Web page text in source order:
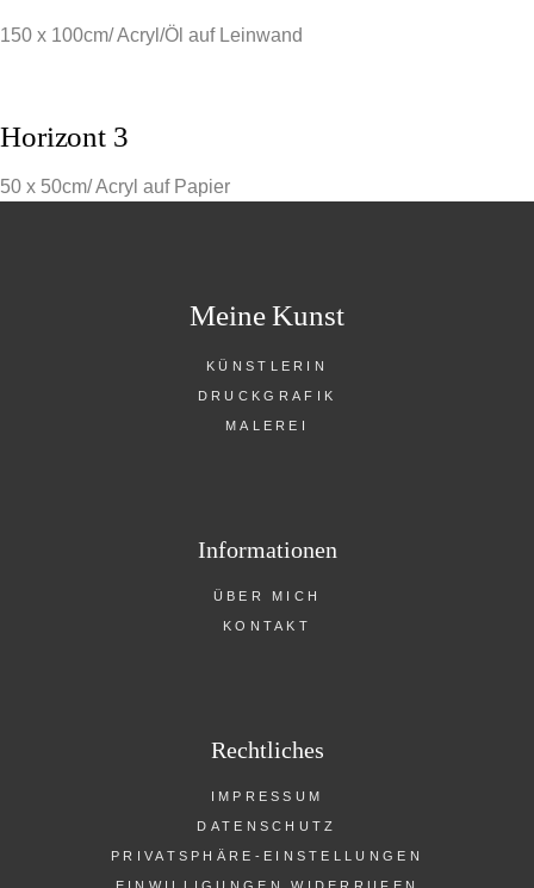
150 x 100cm/ Acryl/Öl auf Leinwand
Horizont 3
50 x 50cm/ Acryl auf Papier
Meine Kunst
KÜNSTLERIN
DRUCKGRAFIK
MALEREI
Informationen
ÜBER MICH
KONTAKT
Rechtliches
IMPRESSUM
DATENSCHUTZ
PRIVATSPHÄRE-EINSTELLUNGEN